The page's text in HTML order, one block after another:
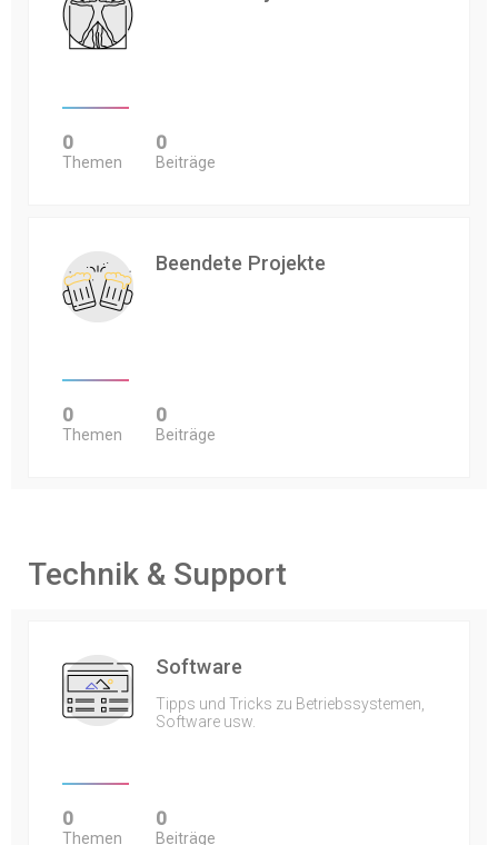
0
Themen
0
Beiträge
Beendete Projekte
0
Themen
0
Beiträge
Technik & Support
Software
Tipps und Tricks zu Betriebssystemen,
Software usw.
0
Themen
0
Beiträge